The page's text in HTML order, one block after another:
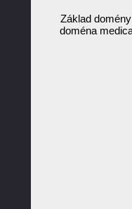
Základ
doména